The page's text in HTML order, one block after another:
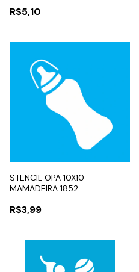
R$5,10
STENCIL OPA 10X10
MAMADEIRA 1852
R$3,99